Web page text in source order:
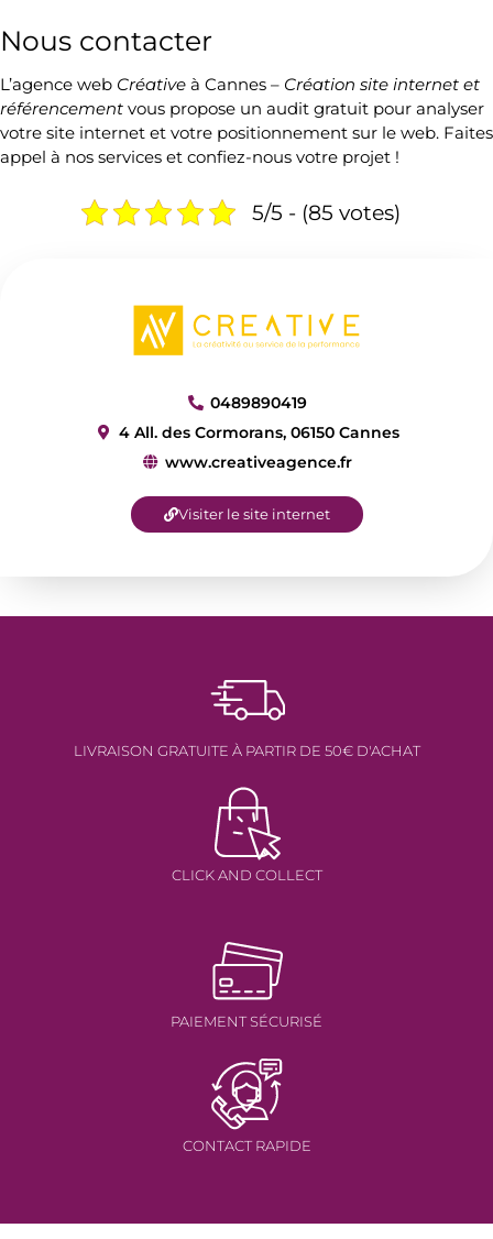
Nous contacter
L’agence web Créative à Cannes – Création site internet et
référencement vous propose un audit gratuit pour analyser
votre site internet et votre positionnement sur le web. Faites
appel à nos services et confiez-nous votre projet !
5/5 - (85 votes)
0489890419
4 All. des Cormorans, 06150 Cannes
www.creativeagence.fr
Visiter le site internet
LIVRAISON GRATUITE À PARTIR DE 50€ D'ACHAT
CLICK AND COLLECT
PAIEMENT SÉCURISÉ
CONTACT RAPIDE